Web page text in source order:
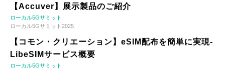
【Accuver】展示製品のご紹介
ローカル5Gサミット
ローカル5Gサミット2025
【コモン・クリエーション】eSIM配布を簡単に実現-
LibeSIMサービス概要
ローカル5Gサミット